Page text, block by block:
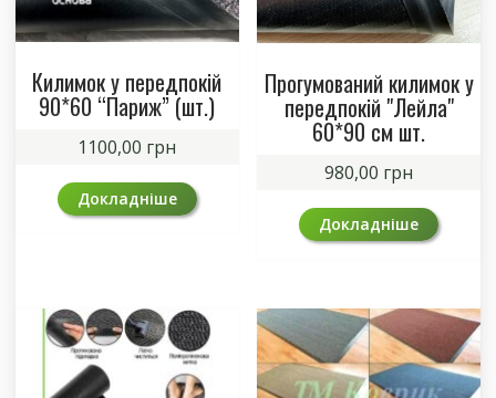
Килимок у передпокій
90*60 “Париж” (шт.)
1100,00 грн
Докладніше
Прогумований килимок у
передпокій "Лейла"
60*90 см шт.
980,00 грн
Докладніше